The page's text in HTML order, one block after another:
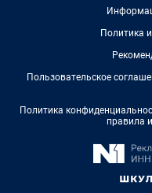
Политика
Пользовательское
Политика
правила